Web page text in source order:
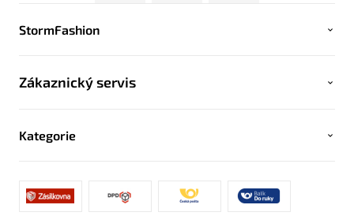
StormFashion
Zákaznický servis
Kategorie